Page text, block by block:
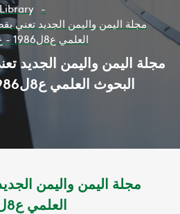
Library
مجلة اليمن واليمن الجديد تعني
العلمي ع8ل1986 - ع20 ل2004
مجلة اليمن واليمن الجديد
مجلة اليمن واليمن
العلمي ع8ل1986 - ع20 ل2004